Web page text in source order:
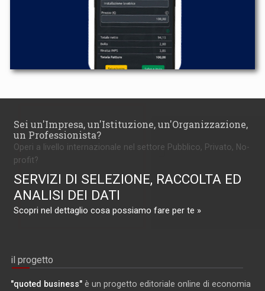
Sei un'Impresa, un'Istituzione, un'Organizzazione,
un Professionista?
Operi a livello internazionale nel settore Pubblico, Privato, No-
profit?
SERVIZI DI SELEZIONE, RACCOLTA ED
ANALISI DEI DATI
Scopri nel dettaglio cosa possiamo fare per te »
il progetto
"quoted business" è un progetto editoriale online di economia